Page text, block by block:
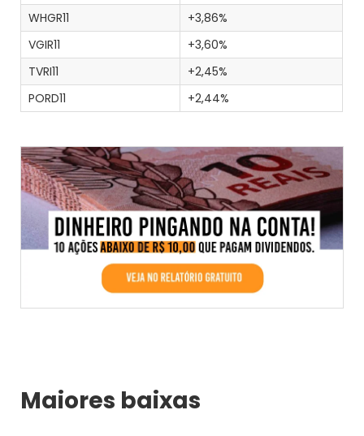
WHGR11
+3,86%
VGIR11
+3,60%
TVRI11
+2,45%
PORD11
+2,44%
Maiores baixas